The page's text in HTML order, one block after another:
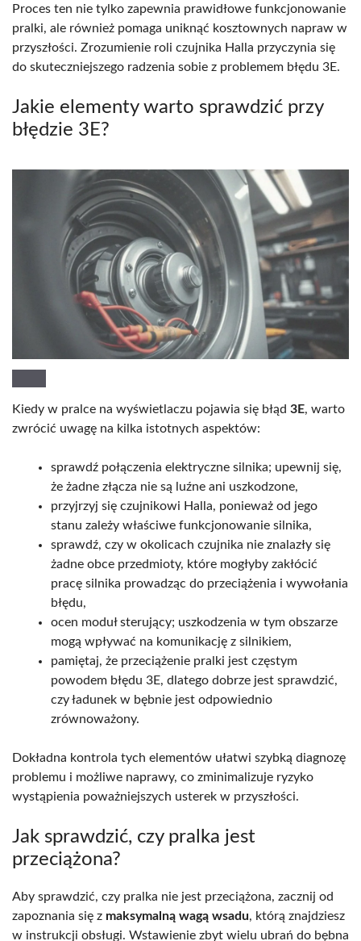
Proces ten nie tylko zapewnia prawidłowe funkcjonowanie
pralki, ale również pomaga uniknąć kosztownych napraw w
przyszłości. Zrozumienie roli czujnika Halla przyczynia się
do skuteczniejszego radzenia sobie z problemem błędu 3E.
Jakie elementy warto sprawdzić przy
błędzie 3E?
Kiedy w pralce na wyświetlaczu pojawia się błąd 3E, warto
zwrócić uwagę na kilka istotnych aspektów:
sprawdź połączenia elektryczne silnika; upewnij się,
że żadne złącza nie są luźne ani uszkodzone,
przyjrzyj się czujnikowi Halla, ponieważ od jego
stanu zależy właściwe funkcjonowanie silnika,
sprawdź, czy w okolicach czujnika nie znalazły się
żadne obce przedmioty, które mogłyby zakłócić
pracę silnika prowadząc do przeciążenia i wywołania
błędu,
ocen moduł sterujący; uszkodzenia w tym obszarze
mogą wpływać na komunikację z silnikiem,
pamiętaj, że przeciążenie pralki jest częstym
powodem błędu 3E, dlatego dobrze jest sprawdzić,
czy ładunek w bębnie jest odpowiednio
zrównoważony.
Dokładna kontrola tych elementów ułatwi szybką diagnozę
problemu i możliwe naprawy, co zminimalizuje ryzyko
wystąpienia poważniejszych usterek w przyszłości.
Jak sprawdzić, czy pralka jest
przeciążona?
Aby sprawdzić, czy pralka nie jest przeciążona, zacznij od
zapoznania się z maksymalną wagą wsadu, którą znajdziesz
w instrukcji obsługi. Wstawienie zbyt wielu ubrań do bębna